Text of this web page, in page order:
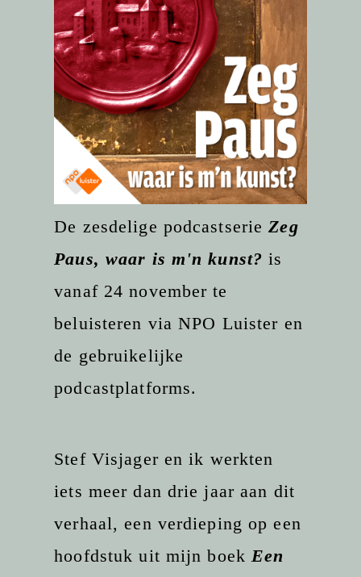
De zesdelige podcastserieZeg
Paus, waar is m'n kunst? is
vanaf 24 november te
beluisteren via NPO Luister en
de gebruikelijke
podcastplatforms.
Stef Visjager en ik werkten
iets meer dan drie jaar aan dit
verhaal, een verdieping op een
hoofdstuk uit mijn boekEen